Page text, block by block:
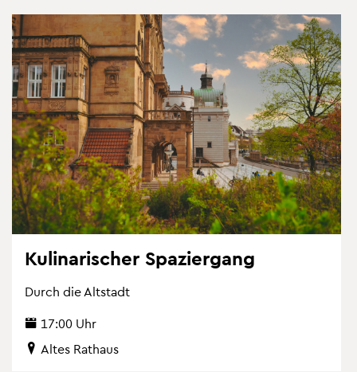
Ku­li­na­ri­scher Spa­zier­gang
Durch die Alt­stadt
17:00 Uhr
Altes Rat­haus